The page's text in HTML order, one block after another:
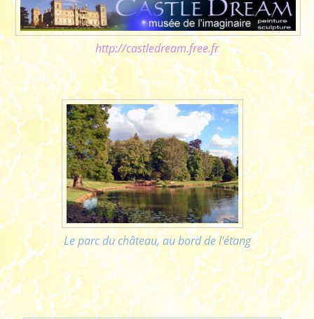
http://castledream.free.fr
Le parc du château, au bord de l'étang